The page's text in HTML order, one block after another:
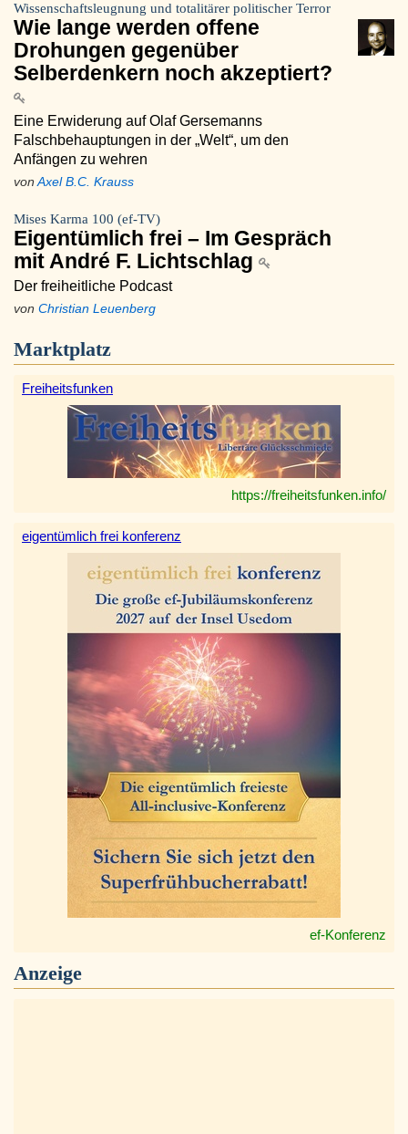
Wissenschaftsleugnung und totalitärer politischer Terror
Wie lange werden offene
Drohungen gegenüber
Selberdenkern noch akzeptiert?
Eine Erwiderung auf Olaf Gersemanns
Falschbehauptungen in der „Welt“, um den
Anfängen zu wehren
von Axel B.C. Krauss
Mises Karma 100 (ef-TV)
Eigentümlich frei – Im Gespräch
mit André F. Lichtschlag
Der freiheitliche Podcast
von Christian Leuenberg
Marktplatz
Freiheitsfunken
https://freiheitsfunken.info/
eigentümlich frei konferenz
ef-Konferenz
Anzeige